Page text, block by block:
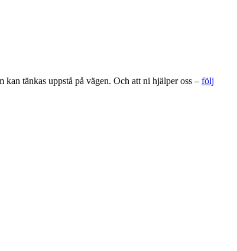
tänkas uppstå på vägen. Och att ni hjälper oss – följ